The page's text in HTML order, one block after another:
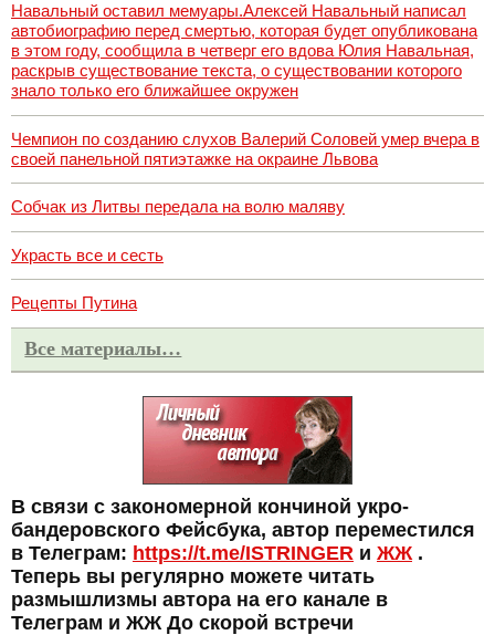
Навальный оставил мемуары.Алексей Навальный написал
автобиографию перед смертью, которая будет опубликована
в этом году, сообщила в четверг его вдова Юлия Навальная,
раскрыв существование текста, о существовании которого
знало только его ближайшее окружен
Чемпион по созданию слухов Валерий Соловей умер вчера в
своей панельной пятиэтажке на окраине Львова
Собчак из Литвы передала на волю маляву
Украсть все и сесть
Рецепты Путина
Все материалы…
В связи с закономерной кончиной укро-
бандеровского Фейсбука, автор переместился
в Телеграм: https://t.me/ISTRINGER и ЖЖ .
Теперь вы регулярно можете читать
размышлизмы автора на его канале в
Телеграм и ЖЖ До скорой встречи